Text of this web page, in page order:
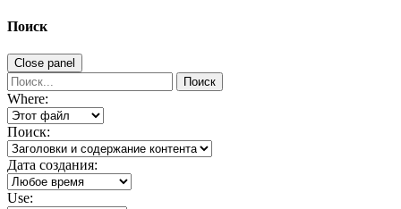
Поиск
Close panel
Поиск
Where:
Поиск:
Дата создания:
Use: